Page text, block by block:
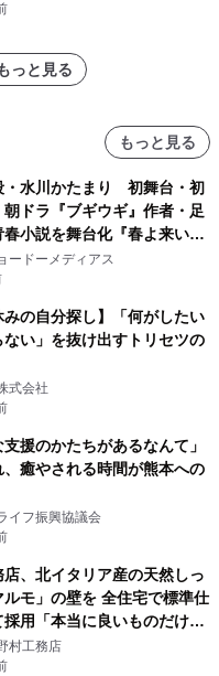
っと見る
もっと見る
・水川かたまり 初舞台・初
朝ドラ『ブギウギ』作者・足
春小説を舞台化『春よ来い、
い』キービジュアル解禁！
ードーメディアス
みの自分探し】「何がしたい
ない」を抜け出すトリセツの
式会社
支援のかたちがあるなんて」
、癒やされる時間が熊本への
イフ振興協議会
店、北イタリア産の天然しっ
ルモ」の壁を 全住宅で標準仕
採用「本当に良いものだけに
」
村工務店